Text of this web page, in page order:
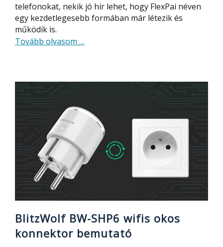
telefonokat, nekik jó hír lehet, hogy FlexPai néven
egy kezdetlegesebb formában már létezik és
működik is.
Tovább olvasom about
FlexPai-
…
BlitzWolf BW-SHP6 wifis okos
konnektor bemutató